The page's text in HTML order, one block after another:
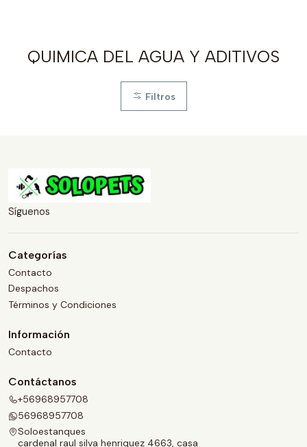
QUIMICA DEL AGUA Y ADITIVOS
Filtros
Síguenos
Categorías
Contacto
Despachos
Términos y Condiciones
Información
Contacto
Contáctanos
+56968957708
56968957708
Soloestanques
cardenal raul silva henriquez 4663, casa